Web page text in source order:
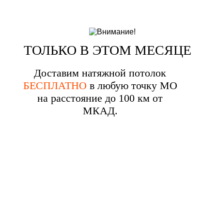
ТОЛЬКО В ЭТОМ МЕСЯЦЕ
Доставим натяжной потолок
БЕСПЛАТНО в любую точку МО
на расстояние до 100 км от
МКАД.